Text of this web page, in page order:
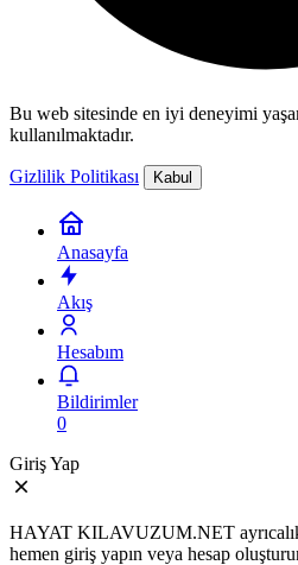
Bu web sitesinde en iyi deneyimi
kullanılmaktadır.
Gizlilik Politikası Kabul
Anasayfa
Akış
Hesabım
Bildirimler
0
Giriş Yap
HAYAT KILAVUZUM.NET
hemen giriş yapın veya hesap